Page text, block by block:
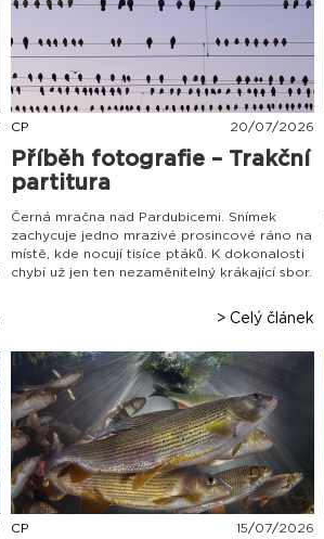
CP 20/07/2026
Příběh fotografie – Trakční
partitura
Černá mračna nad Pardubicemi. Snímek
zachycuje jedno mrazivé prosincové ráno na
místě, kde nocují tisíce ptáků. K dokonalosti
chybí už jen ten nezaměnitelný krákající sbor.
> Celý článek
CP 15/07/2026